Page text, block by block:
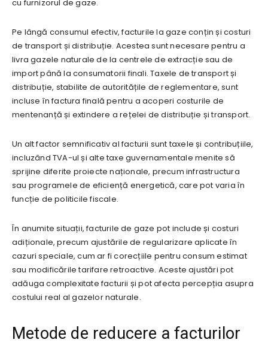
cu furnizorul de gaze.
Pe lângă consumul efectiv, facturile la gaze conțin și costuri
de transport și distribuție. Acestea sunt necesare pentru a
livra gazele naturale de la centrele de extracție sau de
import până la consumatorii finali. Taxele de transport și
distribuție, stabilite de autoritățile de reglementare, sunt
incluse în factura finală pentru a acoperi costurile de
mentenanță și extindere a rețelei de distribuție și transport.
Un alt factor semnificativ al facturii sunt taxele și contribuțiile,
incluzând TVA-ul și alte taxe guvernamentale menite să
sprijine diferite proiecte naționale, precum infrastructura
sau programele de eficiență energetică, care pot varia în
funcție de politicile fiscale.
În anumite situații, facturile de gaze pot include și costuri
adiționale, precum ajustările de regularizare aplicate în
cazuri speciale, cum ar fi corecțiile pentru consum estimat
sau modificările tarifare retroactive. Aceste ajustări pot
adăuga complexitate facturii și pot afecta percepția asupra
costului real al gazelor naturale.
Metode de reducere a facturilor